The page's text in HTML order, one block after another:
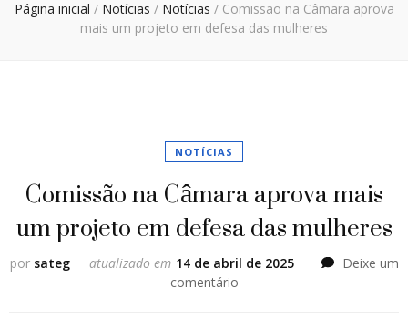
Página inicial / Notícias / Notícias / Comissão na Câmara aprova
mais um projeto em defesa das mulheres
NOTÍCIAS
Comissão na Câmara aprova mais
um projeto em defesa das mulheres
por sateg atualizado em 14 de abril de 2025
Deixe um
comentárioem